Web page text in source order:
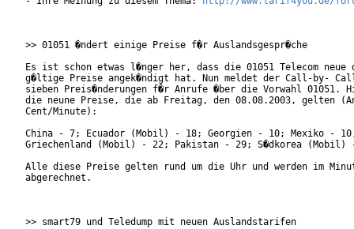
>> 01051 �ndert einige Preise f�r Auslandsgespr�che
Es ist schon etwas l�nger her, dass die 01051 Telecom neue
g�ltige Preise angek�ndigt hat. Nun meldet der Call-by-
sieben Preis�nderungen f�r Anrufe �ber die Vorwahl 01051.
die neune Preise, die ab Freitag, den 08.08.2003, gelten
Cent/Minute):
China - 7; Ecuador (Mobil) - 18; Georgien - 10; Mexiko -
Griechenland (Mobil) - 22; Pakistan - 29; S�dkorea (Mobil)
Alle diese Preise gelten rund um die Uhr und werden im
abgerechnet.
>> smart79 und Teledump mit neuen Auslandstarifen